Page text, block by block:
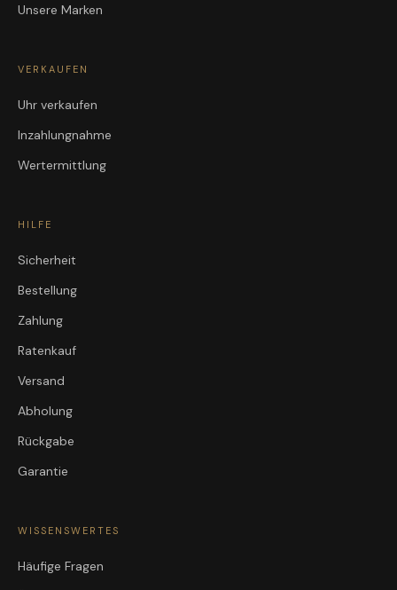
Unsere Marken
VERKAUFEN
Uhr verkaufen
Inzahlungnahme
Wertermittlung
HILFE
Sicherheit
Bestellung
Zahlung
Ratenkauf
Versand
Abholung
Rückgabe
Garantie
WISSENSWERTES
Häufige Fragen